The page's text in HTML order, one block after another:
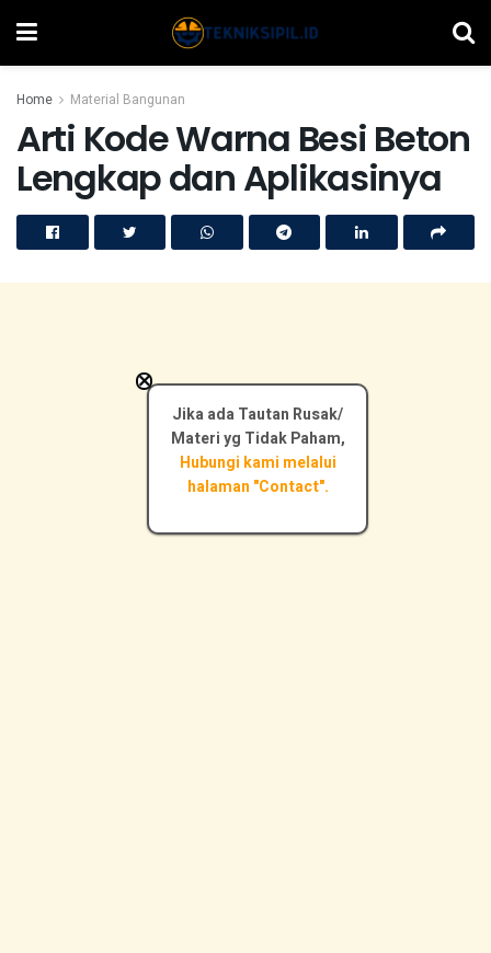
Home Material Bangunan
Arti Kode Warna Besi Beton
Lengkap dan Aplikasinya
Jika ada Tautan Rusak/
Materi yg Tidak Paham,
Hubungi kami melalui
halaman "Contact".
×